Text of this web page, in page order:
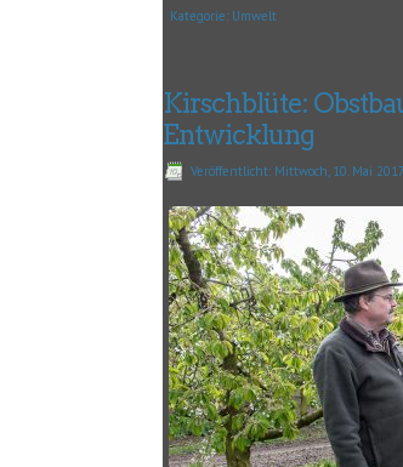
Kategorie: Umwelt
Kirschblüte:
Entwicklung
Veröffentlicht: Mittwoch, 10. Mai